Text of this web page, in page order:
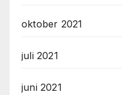
oktober 2021
juli 2021
juni 2021